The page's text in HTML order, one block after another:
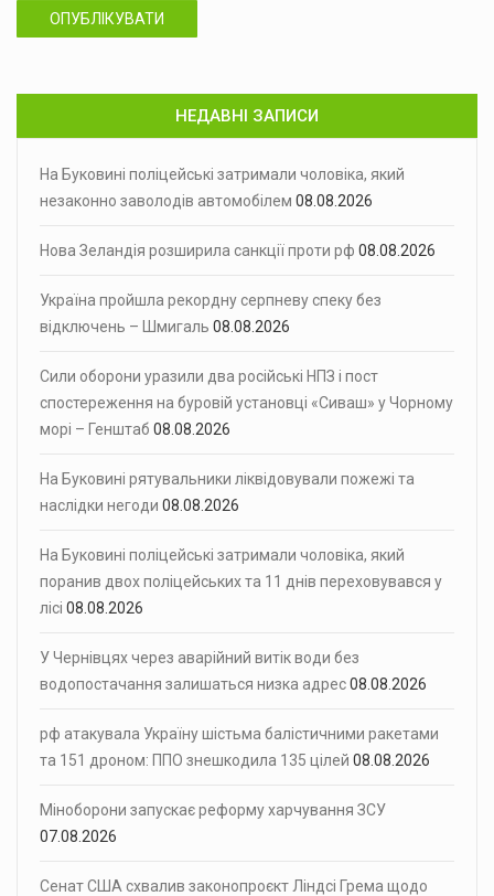
ОПУБЛІКУВАТИ
НЕДАВНІ ЗАПИСИ
На Буковині поліцейські затримали чоловіка, який
незаконно заволодів автомобілем 08.08.2026
Нова Зеландія розширила санкції проти рф 08.08.2026
Україна пройшла рекордну серпневу спеку без
відключень – Шмигаль 08.08.2026
Сили оборони уразили два російські НПЗ і пост
спостереження на буровій установці «Сиваш» у Чорному
морі – Генштаб 08.08.2026
На Буковині рятувальники ліквідовували пожежі та
наслідки негоди 08.08.2026
На Буковині поліцейські затримали чоловіка, який
поранив двох поліцейських та 11 днів переховувався у
лісі 08.08.2026
У Чернівцях через аварійний витік води без
водопостачання залишаться низка адрес08.08.2026
рф атакувала Україну шістьма балістичними ракетами
та 151 дроном: ППО знешкодила 135 цілей 08.08.2026
Міноборони запускає реформу харчування ЗСУ
07.08.2026
Сенат США схвалив законопроєкт Ліндсі Грема щодо